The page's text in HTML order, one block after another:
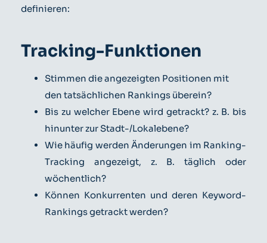
definieren:
Tracking-Funktionen
Stimmen die angezeigten Positionen mit
den tatsächlichen Rankings überein?
Bis zu welcher Ebene wird getrackt? z. B. bis
hinunter zur Stadt-/Lokalebene?
Wie häufig werden Änderungen im Ranking-
Tracking angezeigt, z. B. täglich oder
wöchentlich?
Können Konkurrenten und deren Keyword-
Rankings getrackt werden?